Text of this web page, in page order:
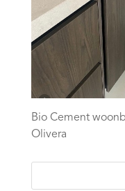
Bio Cement
Olivera